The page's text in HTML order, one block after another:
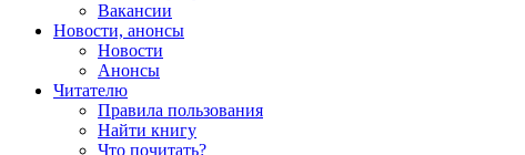
Вакансии
Новости, анонсы
Новости
Анонсы
Читателю
Правила пользования
Найти книгу
Что почитать?